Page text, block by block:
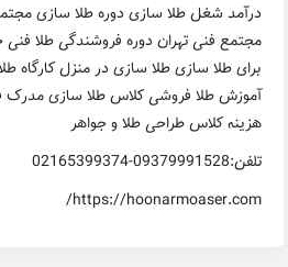
درآمد شغل طلا سازی دوره طلا سازی
مجتمع فنی تهران دوره فروشندگی طلا فنی
برای طلا سازی طلا سازی در منزل کارگاه
آموزش طلا فروشی کلاس طلا سازی مدرک
هزینه کلاس طراحی طلا و جواهر
تلفن:09379991528-02165399374
https://hoonarmoaser.com/